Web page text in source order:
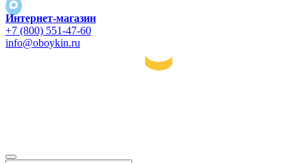
Интернет-магазин
+7 (800) 551-47-60
info@oboykin.ru